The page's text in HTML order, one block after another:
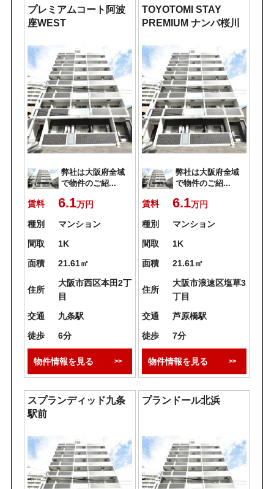
プレミアムコート阿波
座WEST
弊社は大阪府全域
で物件のご紹...
賃料 6.1万円
種別
マンション
間取
1K
面積
21.61㎡
住所
大阪市西区本田2丁
目
交通
九条駅
徒歩
6分
物件情報を見る
TOYOTOMI STAY
PREMIUM ナンバ桜川
弊社は大阪府全域
で物件のご紹...
賃料 6.1万円
種別
マンション
間取
1K
面積
21.61㎡
住所
大阪市浪速区塩草3
丁目
交通
芦原橋駅
徒歩
7分
物件情報を見る
スプランディッド九条
駅前
プランドール北浜